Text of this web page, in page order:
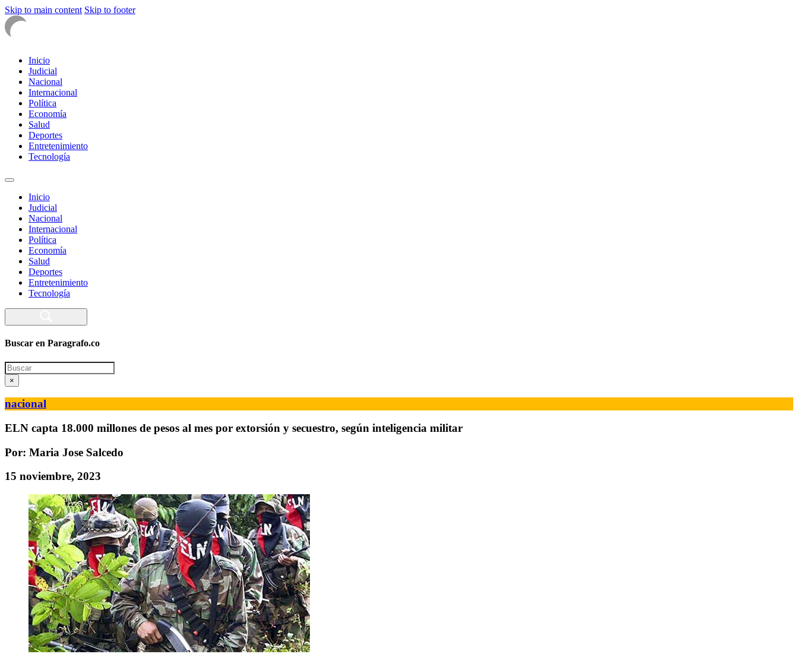
Skip to main content Skip to footer
Inicio
Judicial
Nacional
Internacional
Política
Economía
Salud
Deportes
Entretenimiento
Tecnología
Inicio
Judicial
Nacional
Internacional
Política
Economía
Salud
Deportes
Entretenimiento
Tecnología
Buscar en Paragrafo.co
Search
×
nacional
ELN capta 18.000 millones de pesos al mes por extorsión y secuestro, según inteligencia militar
Por: Maria Jose Salcedo
15 noviembre, 2023